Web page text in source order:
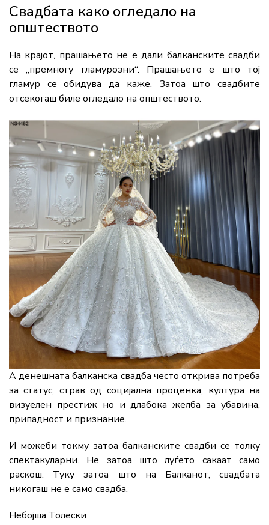
Свадбата како огледало на
општеството
На крајот, прашањето не е дали балканските свадби
се „премногу гламурозни“. Прашањето е што тој
гламур се обидува да каже. Затоа што свадбите
отсекогаш биле огледало на општеството.
А денешната балканска свадба често открива потреба
за статус, страв од социјална проценка, култура на
визуелен престиж но и длабока желба за убавина,
припадност и признание.
И можеби токму затоа балканските свадби се толку
спектакуларни. Не затоа што луѓето сакаат само
раскош. Туку затоа што на Балканот, свадбата
никогаш не е само свадба.
Небојша Толески